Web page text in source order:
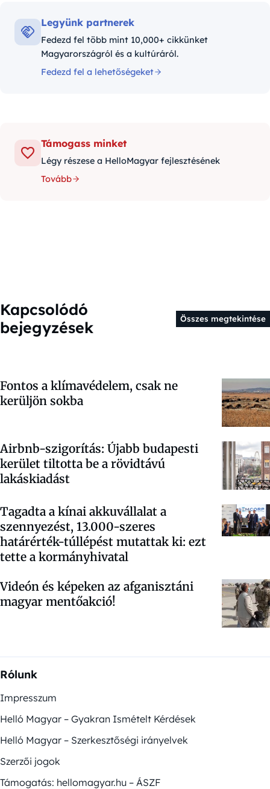
Legyünk partnerek
Fedezd fel több mint 10,000+ cikkünket
Magyarországról és a kultúráról.
Fedezd fel a lehetőségeket
Támogass minket
Légy részese a HelloMagyar fejlesztésének
Tovább
Kapcsolódó
bejegyzések
Összes megtekintése
Fontos a klímavédelem, csak ne
kerüljön sokba
Airbnb-szigorítás: Újabb budapesti
kerület tiltotta be a rövidtávú
lakáskiadást
Tagadta a kínai akkuvállalat a
szennyezést, 13.000-szeres
határérték-túllépést mutattak ki: ezt
tette a kormányhivatal
Videón és képeken az afganisztáni
magyar mentőakció!
Rólunk
Impresszum
Helló Magyar – Gyakran Ismételt Kérdések
Helló Magyar – Szerkesztőségi irányelvek
Szerzői jogok
Támogatás: hellomagyar.hu – ÁSZF